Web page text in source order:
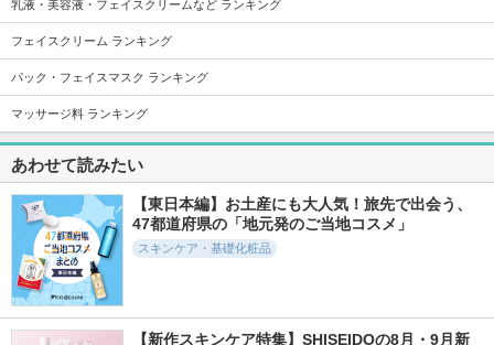
乳液・美容液・フェイスクリームなど ランキング
フェイスクリーム ランキング
パック・フェイスマスク ランキング
マッサージ料 ランキング
あわせて読みたい
【東日本編】お土産にも大人気！旅先で出会う、
47都道府県の「地元発のご当地コスメ」
スキンケア・基礎化粧品
【新作スキンケア特集】SHISEIDOの8月・9月新